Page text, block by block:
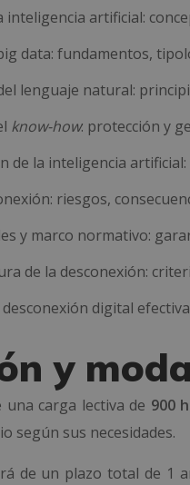
inteligencia artificial:
data: fundamentos,
lenguaje natural:
know-how: protección y
de la inteligencia
riesgos,
y marco normativo:
de la desconexión:
digital
y
carga lectiva de 900
según sus necesidades.
de un plazo total de 1